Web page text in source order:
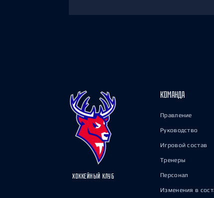
ХОККЕЙНЫЙ КЛУБ
КОМАНДА
Правление
Руководство
Игровой состав
Тренеры
Персонал
Изменения в